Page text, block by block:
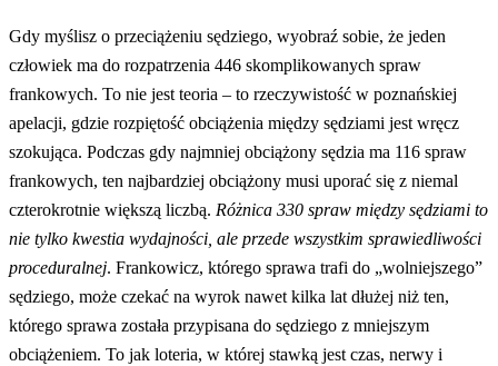
Gdy myślisz o przeciążeniu sędziego, wyobraź sobie, że jeden
człowiek ma do rozpatrzenia 446 skomplikowanych spraw
frankowych. To nie jest teoria – to rzeczywistość w poznańskiej
apelacji, gdzie rozpiętość obciążenia między sędziami jest wręcz
szokująca. Podczas gdy najmniej obciążony sędzia ma 116 spraw
frankowych, ten najbardziej obciążony musi uporać się z niemal
czterokrotnie większą liczbą. Różnica 330 spraw między sędziami to
nie tylko kwestia wydajności, ale przede wszystkim sprawiedliwości
proceduralnej. Frankowicz, którego sprawa trafi do „wolniejszego”
sędziego, może czekać na wyrok nawet kilka lat dłużej niż ten,
którego sprawa została przypisana do sędziego z mniejszym
obciążeniem. To jak loteria, w której stawką jest czas, nerwy i